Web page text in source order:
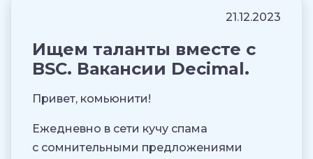
21.12.2023
Ищем таланты вместе с
BSC. Вакансии Decimal.
Привет, комьюнити!
Ежедневно в сети кучу спама
с сомнительными предложениями